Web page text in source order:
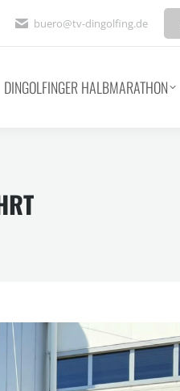
buero@tv-dingolfing.de
DINGOLFINGER HALBMARATHON